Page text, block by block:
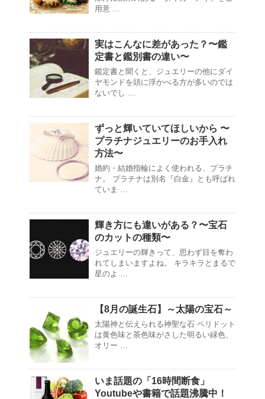
用意 …
実はこんなに差があった？〜鑑
定書と鑑別書の違い〜
鑑定書と聞くと、ジュエリーの他にダイ
ヤモンドを頭に浮かべる方が多いのでは
ないでし …
ずっと輝いていてほしいから 〜
プラチナジュエリーのお手入れ
方法〜
婚約・結婚指輪によく使われる、プラチ
ナ。 プラチナは別名『白金』とも呼ばれ
ていま …
輝き方にも違いがある？〜宝石
のカットの種類〜
ジュエリーの輝きって、思わず目を奪わ
れてしまいますよね。 キラキラとまるで
星のよ …
【8月の誕生石】～太陽の宝石～
太陽神と伝えられる神聖な石 ペリドット
は黄色味と茶色味がさした明るい緑色、
オリー …
いま話題の「16時間断食」
Youtubeや書籍で話題沸騰中！